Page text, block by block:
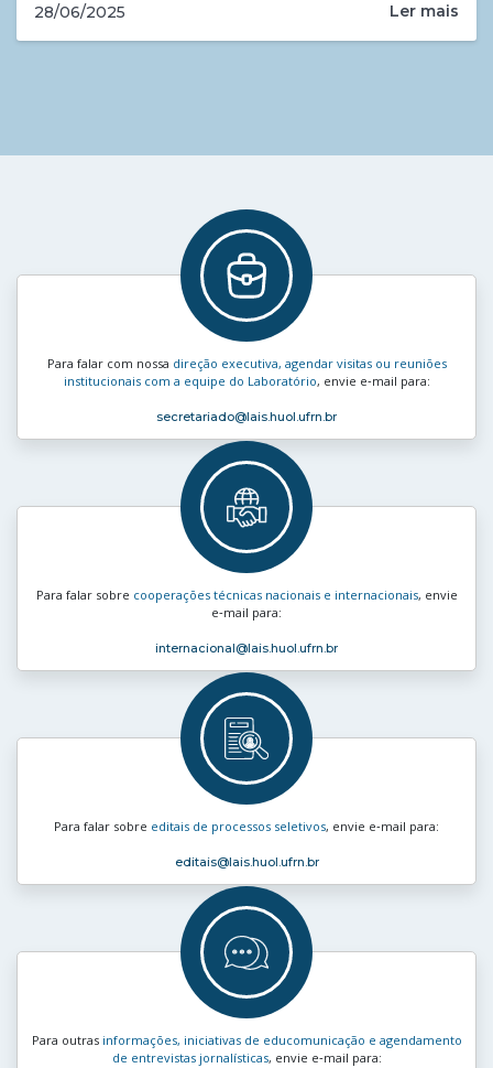
28/06/2025 Ler mais
Para falar com nossa direção executiva, agendar visitas ou reuniões
institucionais com a equipe do Laboratório, envie e‑mail para:
secretariado@lais.huol.ufrn.br
Para falar sobre cooperações técnicas nacionais e internacionais, envie
e‑mail para:
internacional@lais.huol.ufrn.br
Para falar sobre editais de processos seletivos, envie e‑mail para:
editais@lais.huol.ufrn.br
Para outras informações, iniciativas de educomunicação e agendamento
de entrevistas jornalísticas, envie e‑mail para: